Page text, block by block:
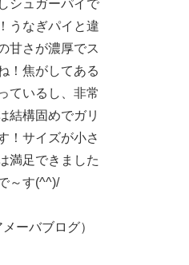
シュガーパイで
うなぎパイと違
甘さが濃厚でス
！焦がしてある
ているし、非常
結構固めでガリ
！サイズが小さ
満足できました
～す(^^)/
メーバブログ）